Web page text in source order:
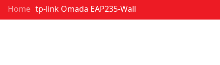
Home tp-link Omada EAP235-Wall